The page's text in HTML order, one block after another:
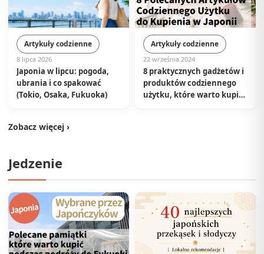
Artykuły codzienne
8 lipca 2026
Japonia w lipcu: pogoda,
ubrania i co spakować
(Tokio, Osaka, Fukuoka)
Artykuły codzienne
22 września 2024
8 praktycznych gadżetów i
produktów codziennego
użytku, które warto kupić
Zobacz więcej ›
Jedzenie